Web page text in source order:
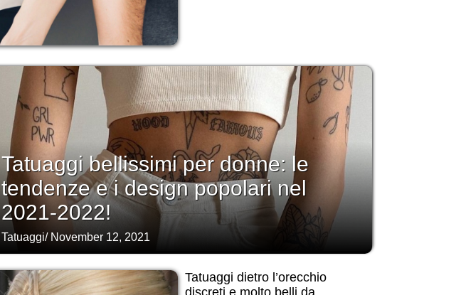
Tatuaggi bellissimi per donne: le
tendenze e i design popolari nel
2021-2022!
Tatuaggi/ November 12, 2021
Tatuaggi dietro l’orecchio
discreti e molto belli da